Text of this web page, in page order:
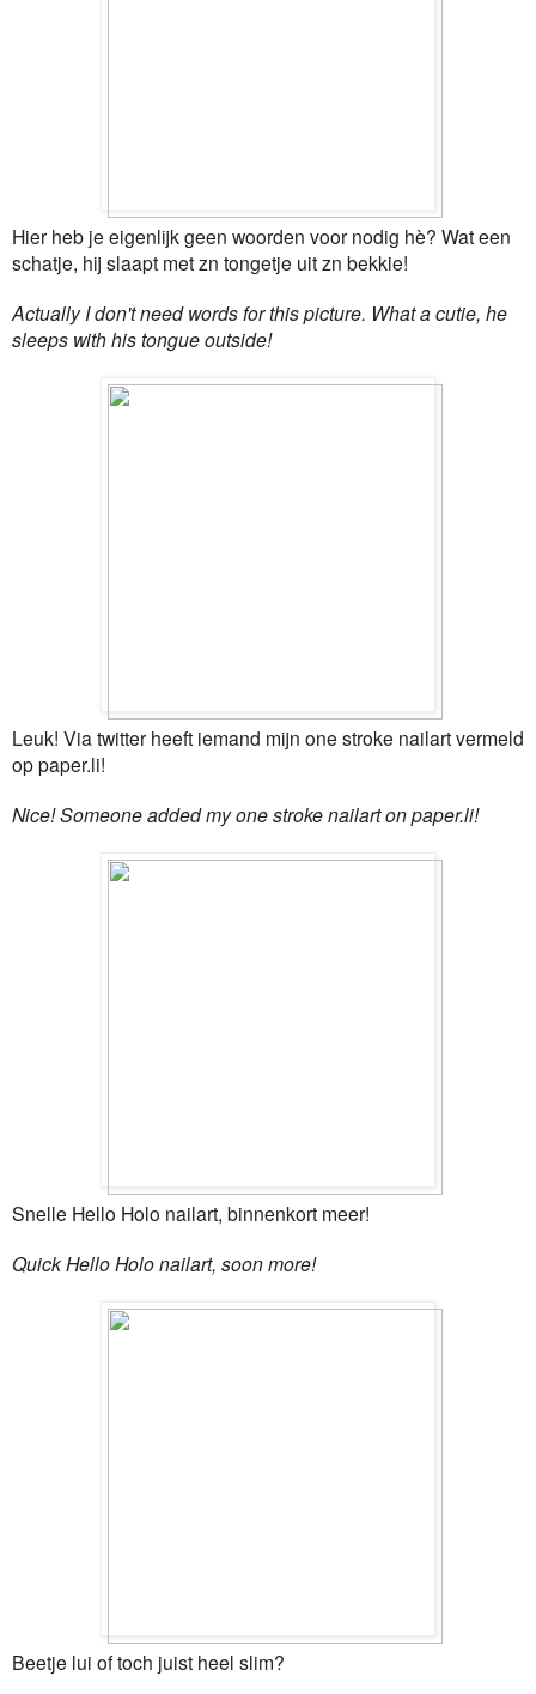
Hier heb je eigenlijk geen woorden voor nodig hè? Wat een
schatje, hij slaapt met zn tongetje uit zn bekkie!
Actually I don't need words for this picture. What a cutie, he
sleeps with his tongue outside!
Leuk! Via twitter heeft iemand mijn one stroke nailart vermeld
op paper.li!
Nice! Someone added my one stroke nailart on paper.li!
Snelle Hello Holo nailart, binnenkort meer!
Quick Hello Holo nailart, soon more!
Beetje lui of toch juist heel slim?